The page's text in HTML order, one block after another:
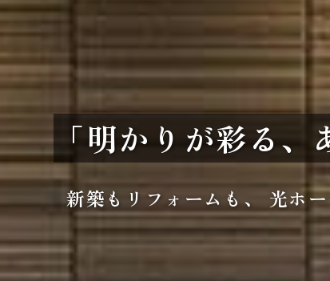
「明かりが彩る、
新築もリフォームも、 光ホ